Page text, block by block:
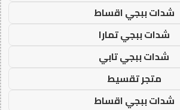
شدات ببجي اقساط
شدات ببجي تمارا
شدات ببجي تابي
متجر تقسيط
شدات ببجي اقساط